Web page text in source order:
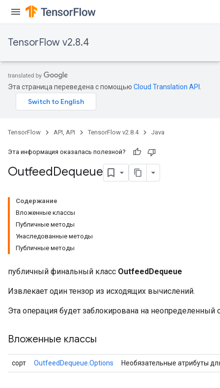
TensorFlow v2.8.4
Эта страница переведена с помощью Cloud Translation API
TensorFlow API, API TensorFlow v2.8.4 Java
Эта информация оказалась полезной?
OutfeedDequeue
Содержание
Вложенные классы
Публичные методы
Унаследованные методы
Публичные методы
публичный финальный класс OutfeedDequeue
Извлекает один тензор из исходящих вычислений.
Эта операция будет заблокирована на неопределенный
Вложенные классы
сорт OutfeedDequeue.Options Необязательные атрибуты